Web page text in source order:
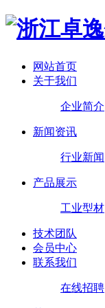
网站首页
关于我们
企业简介
新闻资讯
行业新闻
产品展示
工业型材
技术团队
会员中心
联系我们
在线招聘